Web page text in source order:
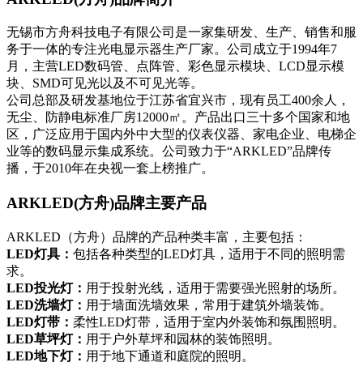
无锡市方舟科技电子有限公司是一家集研发、生产、销售和服
务于一体的专注光电显示器生产厂家。公司成立于1994年7
月，主营LED数码管、点阵管、彩色显示模块、LCD显示模
块、SMD可见光以及不可见光等。
公司总部及研发基地位于江苏省宜兴市，现有员工400余人，
无尘、防静电标准厂房12000㎡。产品出口三十多个国家和地
区，广泛应用于国内外中大型的仪表仪器、家电企业、电梯企
业等的数码显示集成系统。公司致力于“ARKLED”品牌传
播，于2010年在央视一套上榜推广。
ARKLED(方舟)品牌主要产品
‌ARKLED（方舟）品牌的产品种类丰富，主要包括：
‌LED灯具‌： 包括各种类型的LED灯具，适用于不同的照明需
求。
‌LED投光灯‌： 用于投射光线，适用于需要强光照射的场所。
‌LED洗墙灯‌： 用于墙面洗墙效果，常用于建筑外墙装饰。
‌LED灯带‌： 柔性LED灯带，适用于室内外装饰和氛围照明。
‌LED草坪灯‌： 用于户外草坪和园林的装饰照明。
‌LED地下灯‌： 用于地下通道和庭院的照明‌。